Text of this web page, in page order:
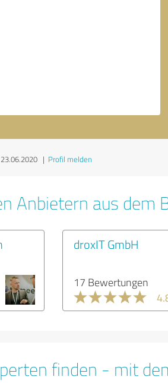
| Profil melden
Anbietern aus dem
droxIT GmbH
17 Bewertungen
finden - mit